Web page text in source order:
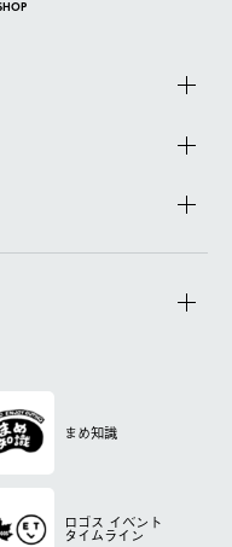
まめ知識
ロゴス イベント
タイムライン